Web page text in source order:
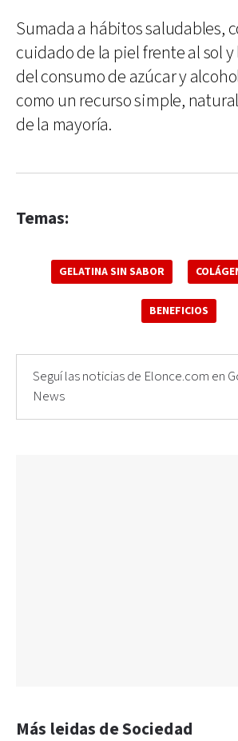
Sumada a hábitos saludables,
cuidado de la piel frente al sol
del consumo de azúcar y
como un recurso simple,
de la mayoría.
Temas:
GELATINA SIN SABOR
BENEFICIOS
Seguí las noticias de Elonce.com en
News
Más leidas de Sociedad